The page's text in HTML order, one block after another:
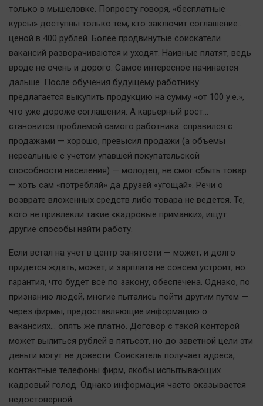
Статистика
Челябинск космический
Другие рубрики
Bookworms
Online-консультация
Актуальная тема
Афиша
Вирус чтения
Дети
ЖКХ
Интервью
Народная журналистика
Наука
только в мышеловке. Попросту говоря, «бесплатные
курсы» доступны только тем, кто заключит соглашение...
ценой в 400 рублей. Более продвинутые соискатели
вакансий разворачиваются и уходят. Наивные платят, ведь
вроде не очень и дорого. Самое интересное начинается
дальше. После обучения будущему работнику
предлагается выкупить продукцию на сумму «от 100 у.е.»,
что уже дороже соглашения. А карьерный рост...
становится проблемой самого работника: справился с
продажами — хорошо, превысил продажи (а объемы
нереальные с учетом упавшей покупательской
способности населения) — молодец, не смог сбыть товар
— хоть сам «потребляй» да друзей «угощай». Речи о
возврате вложенных средств либо товара не ведется. Те,
кого не привлекли такие «кадровые приманки», ищут
другие способы найти работу.
Если встал на учет в центр занятости — может, и долго
придется ждать, может, и зарплата не совсем устроит, но
гарантия, что будет все по закону, обеспечена. Однако, по
признанию людей, многие пытались пойти другим путем —
через фирмы, предоставляющие информацию о
вакансиях... опять же платно. Договор с такой конторой
может вылиться рублей в пятьсот, но до заветной цели эти
деньги могут не довести. Соискатель получает адреса,
контактные телефоны фирм, якобы испытывающих
кадровый голод. Однако информация часто оказывается
недостоверной.